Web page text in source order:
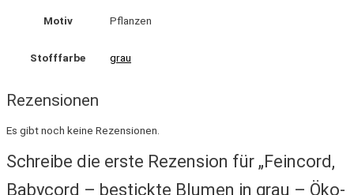
Motiv Pflanzen
Stofffarbe grau
Rezensionen
Es gibt noch keine Rezensionen.
Schreibe die erste Rezension für „Feincord,
Babycord – bestickte Blumen in grau – Öko-